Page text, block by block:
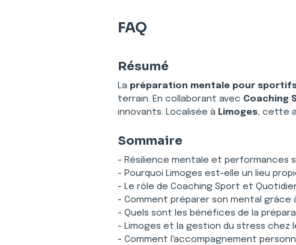
FAQ
Résumé
La préparation mentale pour sportifs
terrain. En collaborant avec Coaching
innovants. Localisée à Limoges, cette
Sommaire
- Résilience mentale et performances
- Pourquoi Limoges est-elle un lieu
- Le rôle de Coaching Sport et
- Comment préparer son mental grâce
- Quels sont les bénéfices de la
- Limoges et la gestion du stress chez
- Comment l'accompagnement